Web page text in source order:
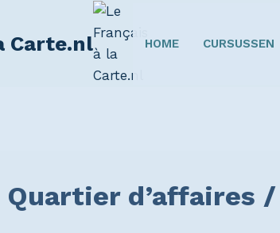
Carte.nl HOME CURSUSSEN
Quartier d’affaires